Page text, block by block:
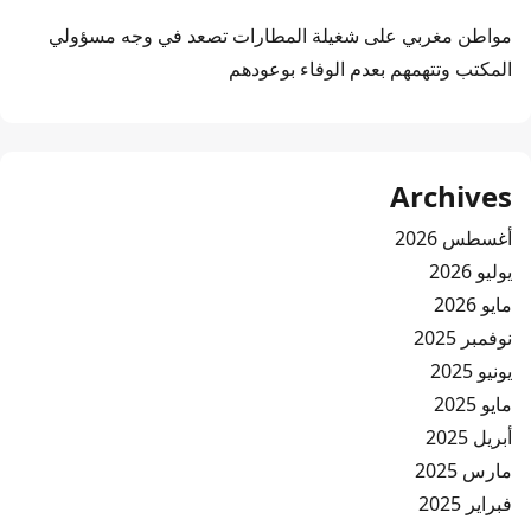
مواطن مغربي على شغيلة المطارات تصعد في وجه مسؤولي
المكتب وتتهمهم بعدم الوفاء بوعودهم
Archives
أغسطس 2026
يوليو 2026
مايو 2026
نوفمبر 2025
يونيو 2025
مايو 2025
أبريل 2025
مارس 2025
فبراير 2025